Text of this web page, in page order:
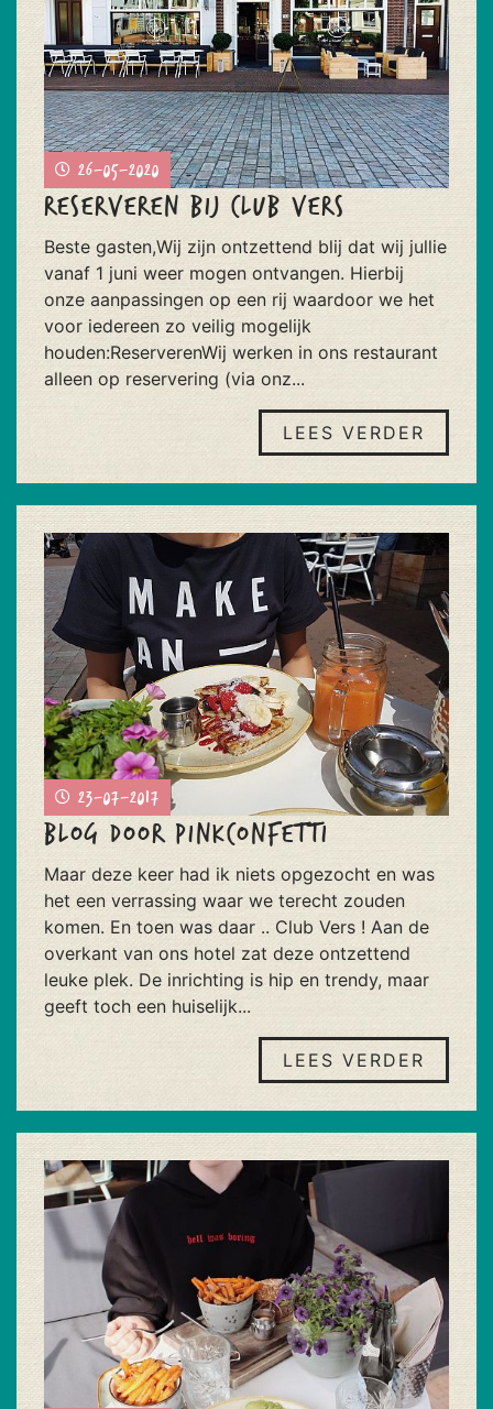
26-05-2020
Reserveren bij Club Vers
Beste gasten,Wij zijn ontzettend blij dat wij jullie
vanaf 1 juni weer mogen ontvangen. Hierbij
onze aanpassingen op een rij waardoor we het
voor iedereen zo veilig mogelijk
houden:ReserverenWij werken in ons restaurant
alleen op reservering (via onz...
LEES VERDER
23-07-2017
Blog door Pinkconfetti
Maar deze keer had ik niets opgezocht en was
het een verrassing waar we terecht zouden
komen. En toen was daar .. Club Vers ! Aan de
overkant van ons hotel zat deze ontzettend
leuke plek. De inrichting is hip en trendy, maar
geeft toch een huiselijk...
LEES VERDER